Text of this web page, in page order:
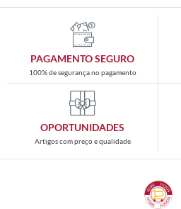
PAGAMENTO SEGURO
100% de segurança no pagamento
OPORTUNIDADES
Artigos com preço e qualidade